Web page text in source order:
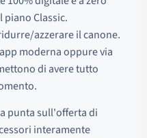
piano Classic.
azzerare il canone.
moderna oppure via
di avere tutto
punta sull'offerta di
interamente